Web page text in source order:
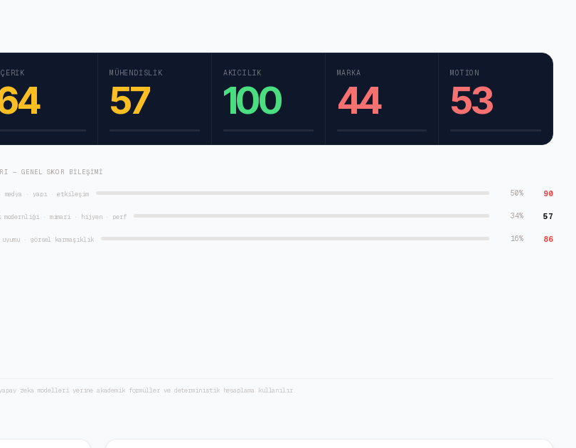
MÜHENDISLIK
57
AKICILIK
100
MARKA
44
MOTION
53
— GENEL SKOR BILEŞIMI
· yapı · etkileşim 50% 90
modernliği · mimari · hijyen · perf 34% 57
· görsel karmaşıklık 16% 86
zeka modelleri yerine akademik formüller ve deterministik hesaplama kullanılır.